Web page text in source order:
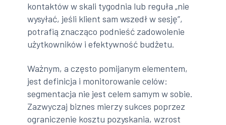
kontaktów w skali tygodnia lub reguła „nie
wysyłać, jeśli klient sam wszedł w sesję”,
potrafią znacząco podnieść zadowolenie
użytkowników i efektywność budżetu.
Ważnym, a często pomijanym elementem,
jest definicja i monitorowanie celów:
segmentacja nie jest celem samym w sobie.
Zazwyczaj biznes mierzy sukces poprzez
ograniczenie kosztu pozyskania, wzrost